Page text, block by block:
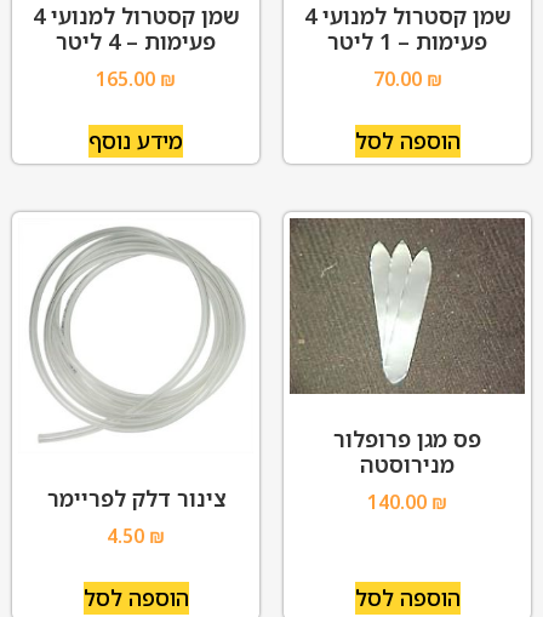
שמן קסטרול למנועי 4
פעימות – 1 ליטר
70.00 ₪
הוספה לסל
שמן קסטרול למנועי 4
פעימות – 4 ליטר
165.00 ₪
מידע נוסף
פס מגן פרופלור
מנירוסטה
140.00 ₪
הוספה לסל
צינור דלק לפריימר
4.50 ₪
הוספה לסל